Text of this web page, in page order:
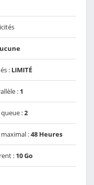
: LIMITÉ
: 1
:2
:48 Heures
: 10 Go